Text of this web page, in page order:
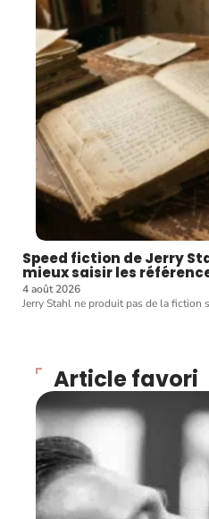
Speed fiction de Jerry
mieux saisir les
4 août 2026
Jerry Stahl ne produit pas de la fiction
Article favori